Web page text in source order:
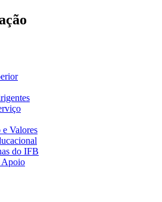
Valores
do IFB
Apoio